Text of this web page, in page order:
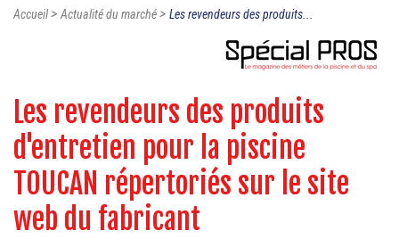
Accueil>Actualité du marché> Les revendeurs des produits...
Les revendeurs des produits
d'entretien pour la piscine
TOUCAN répertoriés sur le site
web du fabricant